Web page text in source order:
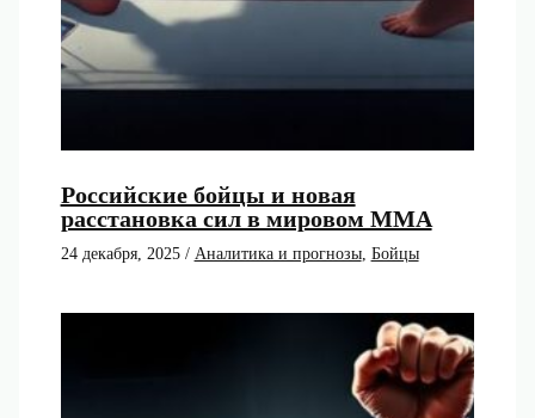
Российские бойцы и новая
расстановка сил в мировом ММА
24 декабря, 2025 / Аналитика и прогнозы, Бойцы